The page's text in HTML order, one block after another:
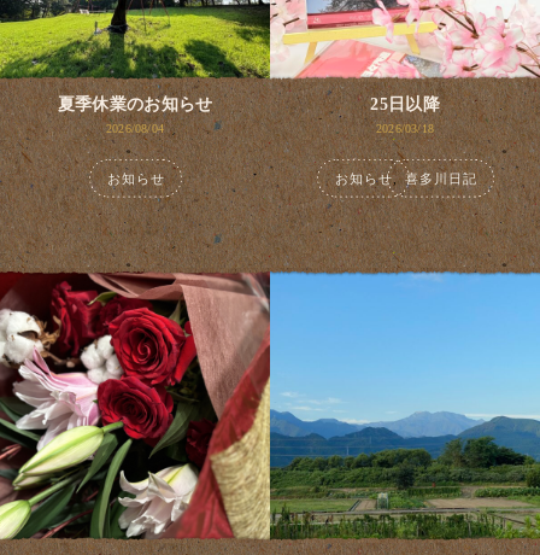
夏季休業のお知らせ
2026/08/04
お知らせ
25日以降
2026/03/18
お知らせ, 喜多川日記